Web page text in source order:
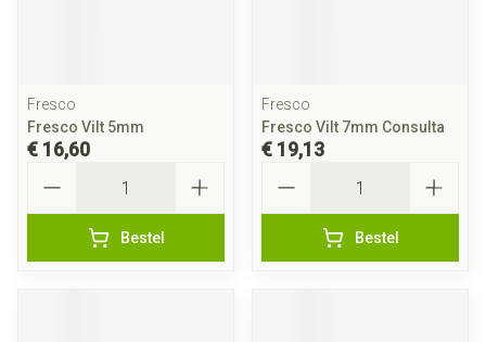
Fresco
Fresco Vilt 5mm
€ 16,60
Bestel
Fresco
Fresco Vilt 7mm Consulta
€ 19,13
Bestel